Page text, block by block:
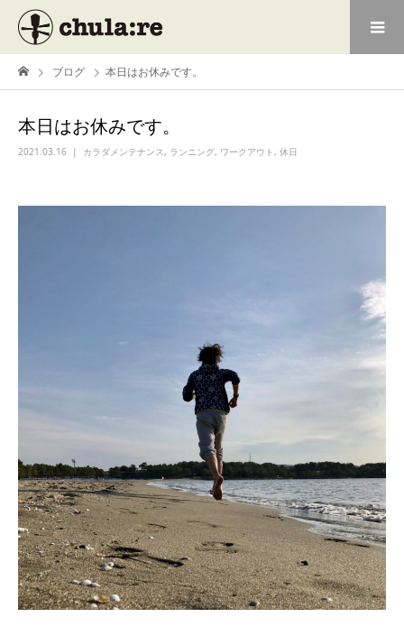
ブログ 本日はお休みです。
本日はお休みです。
2021.03.16 カラダメンテナンス, ランニング, ワークアウト, 休日